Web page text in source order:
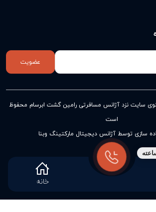
خانه
عضویت
سایت نزد آژانس مسافرتی رامین گشت ابرسام محفوظ
است
سازی توسط آژانس دیجیتال مارکتینگ وبنا